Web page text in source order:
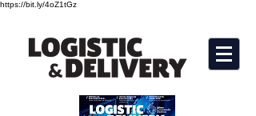
https://bit.ly/4oZ1tGz